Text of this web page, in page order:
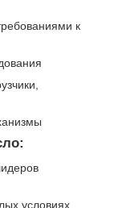
к
условиях